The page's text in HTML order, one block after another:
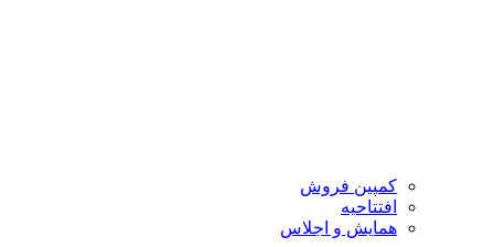
کمپین فروش
افتتاحیه
همایش و اجلاس